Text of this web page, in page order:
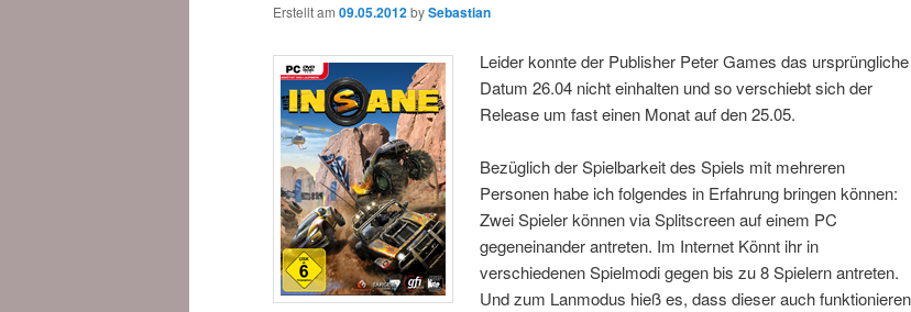
Erstellt am 09.05.2012bySebastian
Leiderkonnte der Publisher Peter Games das ursprüngliche
Datum 26.04 nicht einhalten und so verschiebt sich der
Release um fast einen Monat auf den 25.05.
Bezüglich der Spielbarkeit des Spiels mit mehreren
Personen habe ich folgendes in Erfahrung bringen können:
Zwei Spieler können via Splitscreen auf einem PC
gegeneinander antreten. Im Internet Könnt ihr in
verschiedenen Spielmodi gegen bis zu 8 Spielern antreten.
Und zum Lanmodus hieß es, dass dieser auch funktionieren